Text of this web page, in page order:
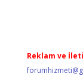
Reklam ve